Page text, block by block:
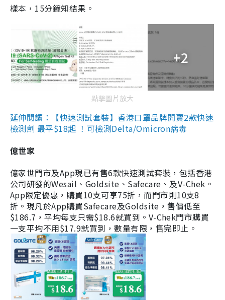
樣本，15分鐘知結果。
+2
點擊圖片放大
延伸閱讀：【快速測試套裝】香港口罩品牌開賣2款快速
檢測劑 最平$18起 ！可檢測Delta/Omicron病毒
億世家
億家世門市及App現已有售6款快速測試套裝，包括香港
公司研發的Wesail、Goldsite、Safecare、及V-Chek。
App限定優惠，購買10支可享75折，而門市則10支8
折。現凡於App購買Safecare及Goldsite，售價低至
$186.7，平均每支只需$18.6就買到。V-Chek門市購買
一支平均不用$17.9就買到，數量有限，售完即止。